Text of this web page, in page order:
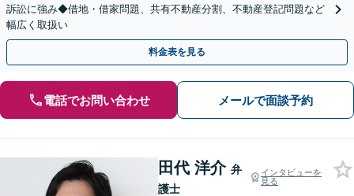
訴訟に強み◆借地・借家問題、共有不動産分割、不動産登記問題など
幅広く取扱い
料金表を見る
電話でお問い合わせ メールで面談予約
田代 洋介 弁
護士
インタビューを
見る